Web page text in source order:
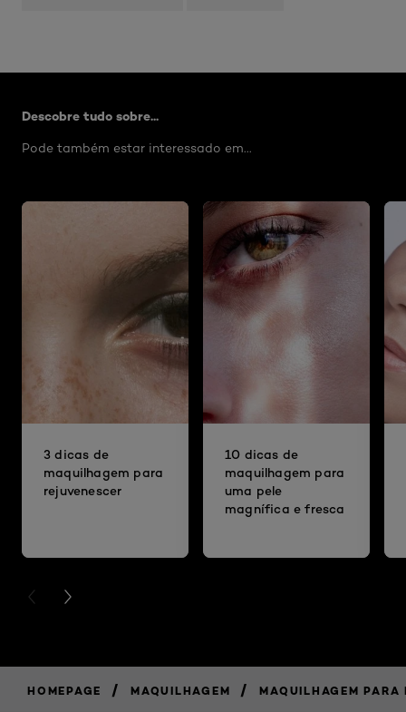
Descobre tudo sobre...
Pode também estar interessado em...
3 dicas de
maquilhagem para
rejuvenescer
10 dicas de
maquilhagem para
uma pele
magnífica e fresca
PREVIOUS CARD
NEXT CARD
HOMEPAGE / MAQUILHAGEM / MAQUILHAGEM PARA